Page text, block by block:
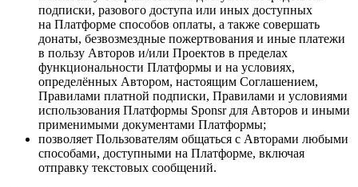
подписки, разового доступа или иных доступных
на Платформе способов оплаты, а также совершать
донаты, безвозмездные пожертвования и иные платежи
в пользу Авторов и/или Проектов в пределах
функциональности Платформы и на условиях,
определённых Автором, настоящим Соглашением,
Правилами платной подписки, Правилами и условиями
использования Платформы Sponsr для Авторов и иными
применимыми документами Платформы;
позволяет Пользователям общаться с Авторами любыми
способами, доступными на Платформе, включая
отправку текстовых сообщений.